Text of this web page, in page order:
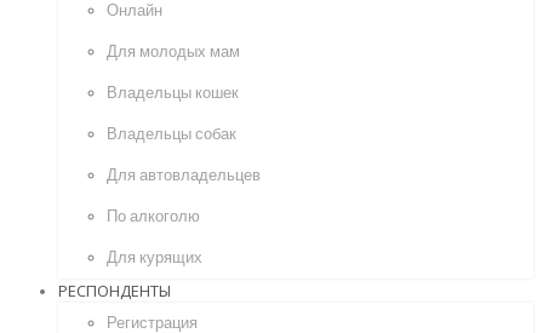
Онлайн
Для молодых мам
Владельцы кошек
Владельцы собак
Для автовладельцев
По алкоголю
Для курящих
РЕСПОНДЕНТЫ
Регистрация